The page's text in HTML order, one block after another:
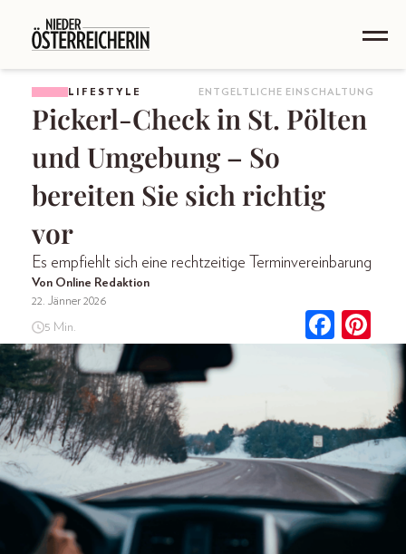
LIFESTYLE ENTGELTLICHE EINSCHALTUNG
Pickerl-Check in St. Pölten
und Umgebung – So
bereiten Sie sich richtig
vor
Es empfiehlt sich eine rechtzeitige Terminvereinbarung
Von Online Redaktion
22. Jänner 2026
5 Min.